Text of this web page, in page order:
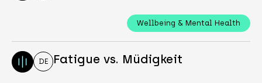
Wellbeing & Mental Health
DE Fatigue vs. Müdigkeit